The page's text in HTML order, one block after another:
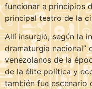
funcionar a principios
principal teatro de la
Allí insurgió, según la
dramaturgia nacional”
venezolanos de la
de la élite política y
también fue escenario